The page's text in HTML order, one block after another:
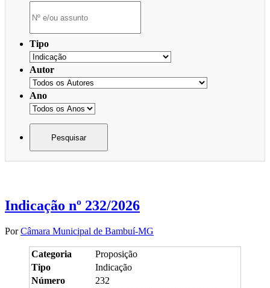
Tipo
Autor
Ano
Indicação nº 232/2026
PorCâmara Municipal de Bambuí-MG
Categoria
Proposição
Tipo
Indicação
Número
232